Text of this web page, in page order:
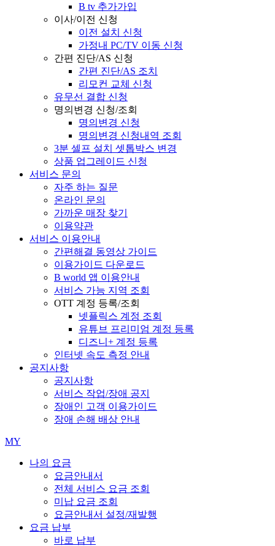
B tv 추가가입
이사/이전 신청
이전 설치 신청
가정내 PC/TV 이동 신청
간편 진단/AS 신청
간편 진단/AS 조치
리모컨 교체 신청
유무선 결합 신청
명의변경 신청/조회
명의변경 신청
명의변경 신청내역 조회
3분 셀프 설치 셋톱박스 변경
상품 업그레이드 신청
서비스 문의
자주 하는 질문
온라인 문의
가까운 매장 찾기
이용약관
서비스 이용안내
간편해결 동영상 가이드
이용가이드 다운로드
B world 앱 이용안내
서비스 가능 지역 조회
OTT 계정 등록/조회
넷플릭스 계정 조회
유튜브 프리미엄 계정 등록
디즈니+ 계정 등록
인터넷 속도 측정 안내
공지사항
공지사항
서비스 작업/장애 공지
장애인 고객 이용가이드
장애 손해 배상 안내
MY
나의 요금
요금안내서
전체 서비스 요금 조회
미납 요금 조회
요금안내서 설정/재발행
요금 납부
바로 납부